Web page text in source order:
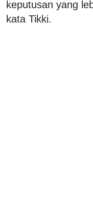
keputusan yang
kata Tikki.